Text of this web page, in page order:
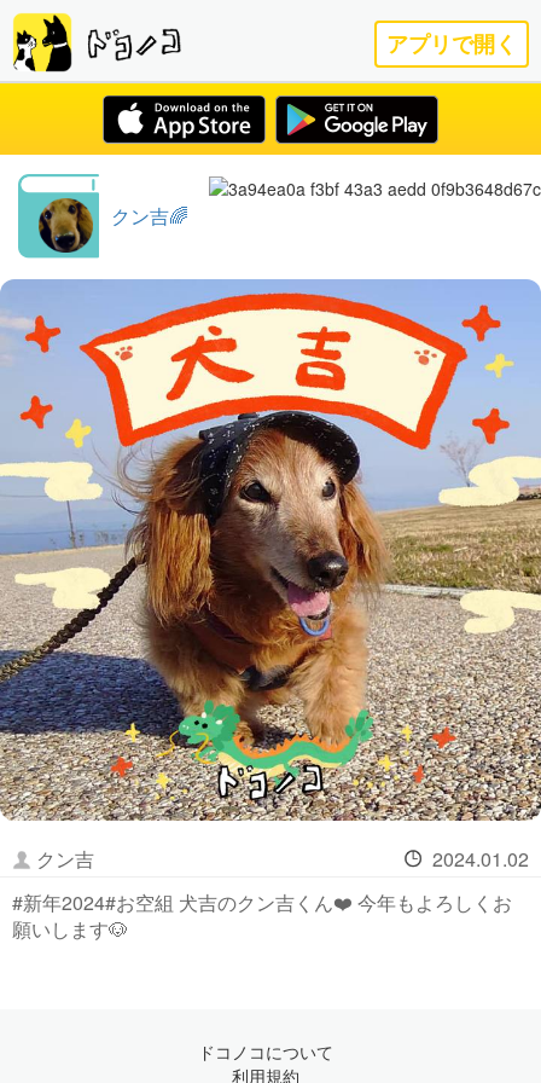
アプリで開く
クン吉🌈
クン吉
2024.01.02
#新年2024#お空組 犬吉のクン吉くん❤️ 今年もよろしくお
願いします🐶
ドコノコについて
利用規約